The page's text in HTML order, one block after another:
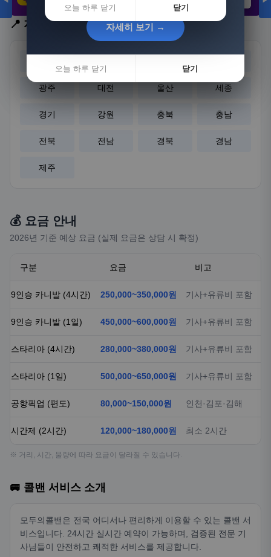
3,308원
📍 지역 선택
광주 대전 울산 세종
경기 강원 충북 충남
전북 전남 경북 경남
제주
💰 요금 안내
2026년 기준 예상 요금 (실제 요금은 상담 시 확정)
구분 요금 비고
9인승 카니발 (4시간) 250,000~350,000원 기사+유류비 포함
9인승 카니발 (1일) 450,000~600,000원 기사+유류비 포함
스타리아 (4시간) 280,000~380,000원 기사+유류비 포함
스타리아 (1일) 500,000~650,000원 기사+유류비 포함
공항픽업 (편도) 80,000~150,000원 인천·김포·김해
시간제 (2시간) 120,000~180,000원 최소 2시간
※ 거리, 시간, 물량에 따라 요금이 달라질 수 있습니다.
🚐 콜밴 서비스 소개
모두의콜밴은 전국 어디서나 편리하게 이용할 수 있는 콜밴 서
비스입니다. 24시간 실시간 예약이 가능하며, 검증된 전문 기
사님들이 안전하고 쾌적한 서비스를 제공합니다.
오늘 하루 닫기 닫기
자세히 보기 →
오늘 하루 닫기 닫기
자세히 보기 →
오늘 하루 닫기 닫기